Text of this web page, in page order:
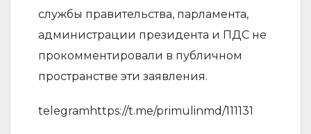
службы правительства, парламента,
администрации президента и ПДС не
прокомментировали в публичном
пространстве эти заявления.
telegramhttps://t.me/primulinmd/111131